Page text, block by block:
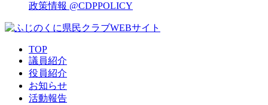
政策情報 @CDPPOLICY
TOP
議員紹介
役員紹介
お知らせ
活動報告